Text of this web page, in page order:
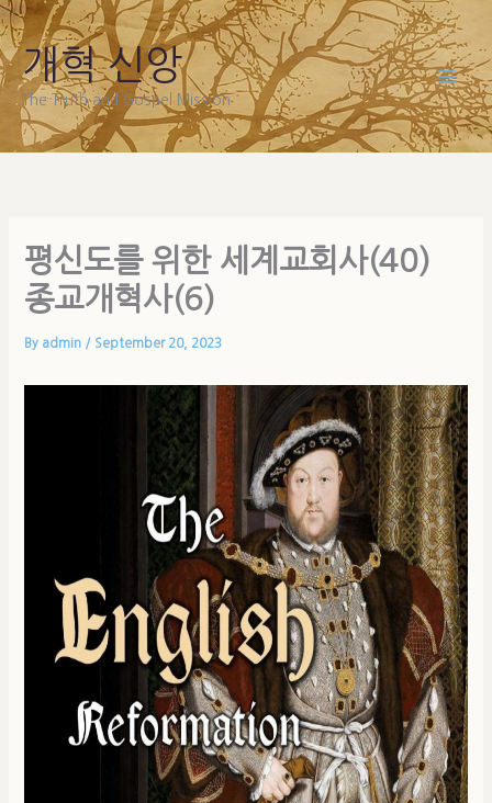
Skip
to
content
개혁 신앙
The Truth and Gospel Mission
평신도를 위한 세계교회사(40)
종교개혁사(6)
By admin / September 20, 2023